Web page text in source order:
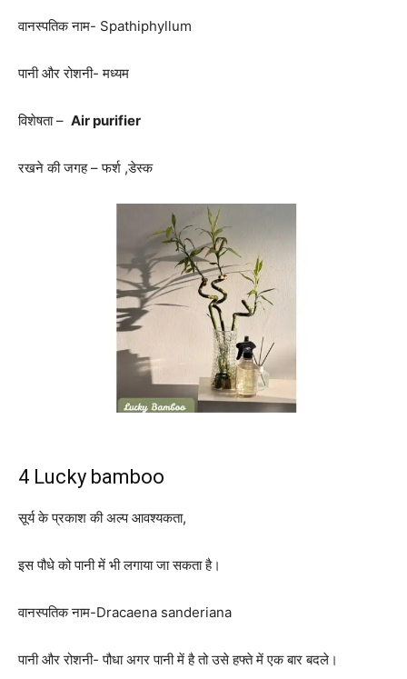
वानस्पतिक नाम- Spathiphyllum
पानी और रोशनी- मध्यम
विशेषता – Air purifier
रखने की जगह – फर्श ,डेस्क
4 Lucky bamboo
सूर्य के प्रकाश की अल्प आवश्यकता,
इस पौधे को पानी में भी लगाया जा सकता है।
वानस्पतिक नाम-Dracaena sanderiana
पानी और रोशनी- पौधा अगर पानी में है तो उसे हफ्ते में एक बार बदले।